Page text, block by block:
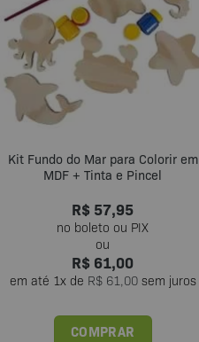
Kit Fundo do Mar para Colorir em
MDF + Tinta e Pincel
R$ 57,95
R$ 61,00
em até 1x de R$61,00sem juros
COMPRAR